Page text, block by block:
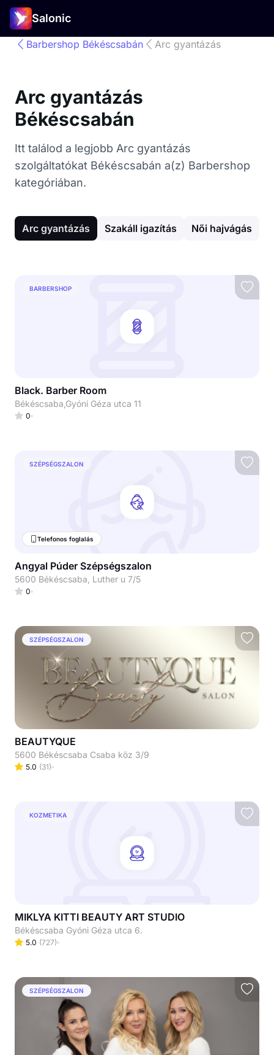
Salonic
Barbershop Békéscsabán Arc gyantázás
Arc gyantázás
Békéscsabán
Itt találod a legjobb Arc gyantázás
szolgáltatókat Békéscsabán a(z) Barbershop
kategóriában.
Arc gyantázás Szakáll igazítás Női hajvágás
BARBERSHOP
Black. Barber Room
Békéscsaba,Gyóni Géza utca 11
0
SZÉPSÉGSZALON
Telefonos foglalás
Angyal Púder Szépségszalon
5600 Békéscsaba, Luther u 7/5
0
SZÉPSÉGSZALON
BEAUTYQUE
5600 Békéscsaba Csaba köz 3/9
5.0 (31)
KOZMETIKA
MIKLYA KITTI BEAUTY ART STUDIO
Békéscsaba Gyóni Géza utca 6.
5.0 (727)
SZÉPSÉGSZALON